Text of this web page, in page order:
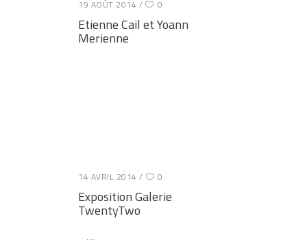
19 AOÛT 2014 0
Etienne Cail et Yoann
Merienne
14 AVRIL 2014 0
Exposition Galerie
TwentyTwo